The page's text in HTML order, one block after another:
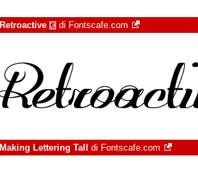
Retroactive € di Fontscafe.com
Making Lettering Tall di Fontscafe.com